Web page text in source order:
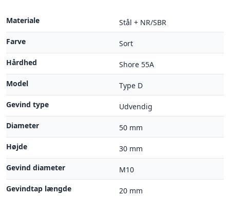
Materiale
Stål + NR/SBR
Farve
Sort
Hårdhed
Shore 55A
Model
Type D
Gevind type
Udvendig
Diameter
50 mm
Højde
30 mm
Gevind diameter
M10
Gevindtap længde
20 mm